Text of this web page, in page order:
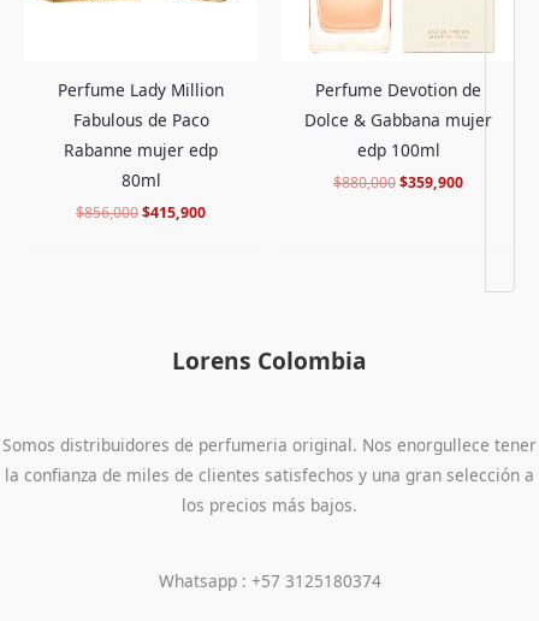
Perfume Lady Million
Fabulous de Paco
Rabanne mujer edp
80ml
$856,000$415,900
Perfume Devotion de
Dolce & Gabbana mujer
edp 100ml
$880,000$359,900
Lorens Colombia
Somos distribuidores de perfumeria original. Nos enorgullece tener
la confianza de miles de clientes satisfechos y una gran selección a
los precios más bajos.
Whatsapp : +57 3125180374